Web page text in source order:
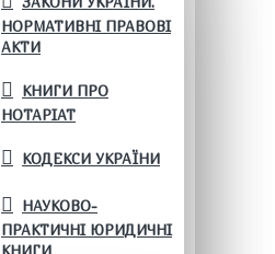
НОРМАТИВНІ ПРАВОВІ
АКТИ
КНИГИ ПРО
НОТАРІАТ
КОДЕКСИ УКРАЇНИ
НАУКОВО-
ПРАКТИЧНІ ЮРИДИЧНІ